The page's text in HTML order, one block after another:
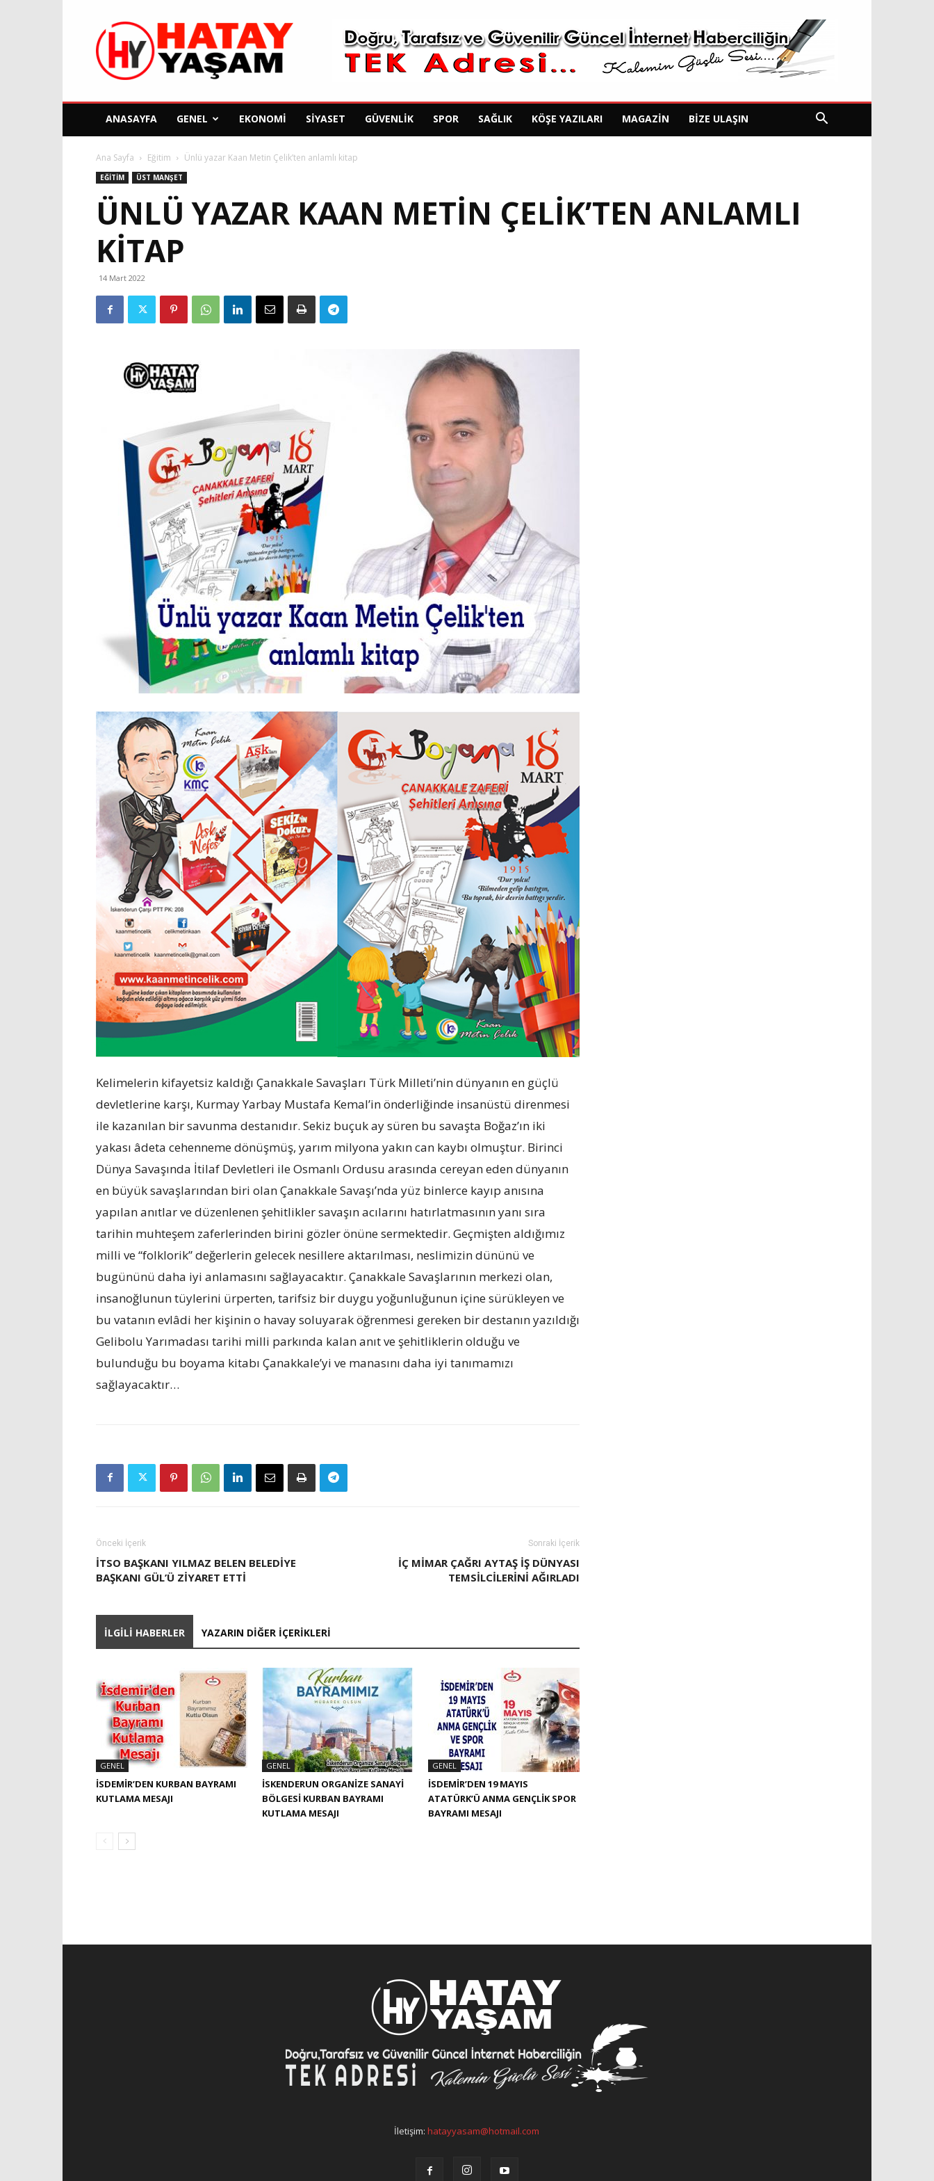
Hatay
Yaşam
Gazetesi
ANASAYFA GENEL EKONOMI SIYASET GÜVENLIK SPOR SAĞLIK KÖŞE YAZILARI MAGAZIN BIZE ULAŞIN
Ana Sayfa Eğitim Ünlü yazar Kaan Metin Çelik’ten anlamlı kitap
EĞITIM ÜST MANŞET
ÜNLÜ YAZAR KAAN METIN ÇELIK’TEN ANLAMLI
KITAP
14 Mart 2022
Kelimelerin kifayetsiz kaldığı Çanakkale Savaşları Türk Milleti’nin dünyanın en güçlü
devletlerine karşı, Kurmay Yarbay Mustafa Kemal’in önderliğinde insanüstü direnmesi
ile kazanılan bir savunma destanıdır. Sekiz buçuk ay süren bu savaşta Boğaz’ın iki
yakası âdeta cehenneme dönüşmüş, yarım milyona yakın can kaybı olmuştur. Birinci
Dünya Savaşında İtilaf Devletleri ile Osmanlı Ordusu arasında cereyan eden dünyanın
en büyük savaşlarından biri olan Çanakkale Savaşı’nda yüz binlerce kayıp anısına
yapılan anıtlar ve düzenlenen şehitlikler savaşın acılarını hatırlatmasının yanı sıra
tarihin muhteşem zaferlerinden birini gözler önüne sermektedir. Geçmişten aldığımız
milli ve “folklorik” değerlerin gelecek nesillere aktarılması, neslimizin dününü ve
bugününü daha iyi anlamasını sağlayacaktır. Çanakkale Savaşlarının merkezi olan,
insanoğlunun tüylerini ürperten, tarifsiz bir duygu yoğunluğunun içine sürükleyen ve
bu vatanın evlâdi her kişinin o havay soluyarak öğrenmesi gereken bir destanın yazıldığı
Gelibolu Yarımadası tarihi milli parkında kalan anıt ve şehitliklerin olduğu ve
bulunduğu bu boyama kitabı Çanakkale’yi ve manasını daha iyi tanımamızı
sağlayacaktır…
Önceki İçerik
İTSO BAŞKANI YILMAZ BELEN BELEDIYE
BAŞKANI GÜL’Ü ZIYARET ETTI
Sonraki İçerik
İÇ MIMAR ÇAĞRI AYTAŞ IŞ DÜNYASI
TEMSILCILERINI AĞIRLADI
İLGILI HABERLER YAZARIN DIĞER İÇERIKLERI
GENEL
İSDEMIR’DEN KURBAN BAYRAMI
KUTLAMA MESAJI
GENEL
İSKENDERUN ORGANIZE SANAYI
BÖLGESI KURBAN BAYRAMI
KUTLAMA MESAJI
GENEL
İSDEMİR’DEN 19 MAYIS
ATATÜRK’Ü ANMA GENÇLİK SPOR
BAYRAMI MESAJI
İletişim:hatayyasam@hotmail.com